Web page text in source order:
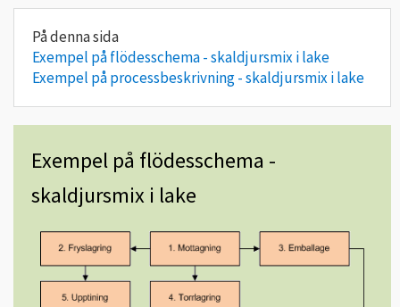
Exempel på flödesschema - skaldjursmix i lake
Exempel på processbeskrivning - skaldjursmix i lake
Exempel på flödesschema -
skaldjursmix i lake